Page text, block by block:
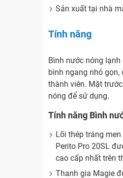
Sản xuất tại nhà
Tính năng
Bình nước nóng
bình ngang nhỏ
thành viên. Mặt
nóng để sử dụng.
Tính năng Bình
Lõi thép tráng
Perito Pro 20SL
cao cấp nhất trên
Thanh gia Magie